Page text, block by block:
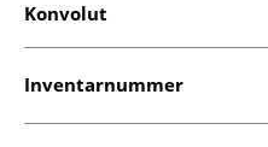
Konvolut
Inventarnummer